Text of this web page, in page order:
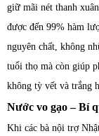
giữ mãi nét thanh
được đến 99% hàm
nguyên chất, không
tuổi thọ mà còn giúp
không tỳ vết và trắng
Nước vo gạo – Bí
Khi các bà nội trợ